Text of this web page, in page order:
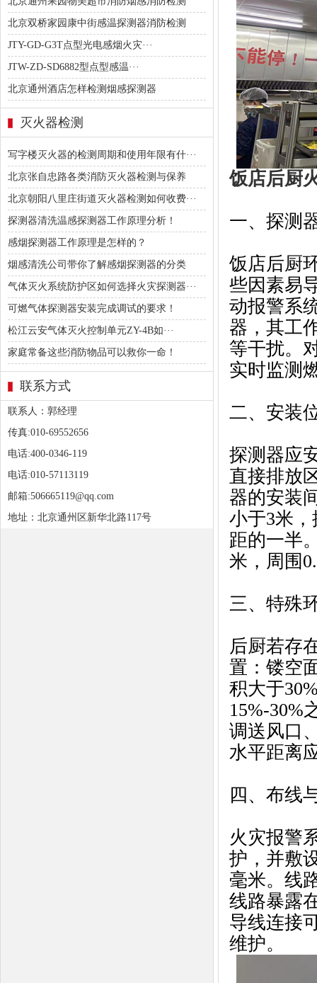
北京双桥家园康中街感温探测器消防检测
JTY-GD-G3T点型光电感烟火灾···
JTW-ZD-SD6882型点型感温···
北京通州酒店怎样检测烟感探测器
灭火器检测
写字楼灭火器的检测周期和使用年限有什···
北京张自忠路各类消防灭火器检测与保养
北京朝阳八里庄街道灭火器检测如何收费···
探测器清洗温感探测器工作原理分析！
感烟探测器工作原理是怎样的？
烟感清洗公司带你了解感烟探测器的分类
气体灭火系统防护区如何选择火灾探测器···
可燃气体探测器安装完成调试的要求！
松江云安气体灭火控制单元ZY-4B如···
家庭常备这些消防物品可以救你一命！
联系方式
联系人：郭经理
传真:010-69552656
电话:400-0346-119
电话:010-57113119
邮箱:506665119@qq.com
地址：北京通州区新华北路117号
饭店后厨
一、探测
饭店后厨
些因素易
动报警系
器，其工
等干扰。
实时监测
二、安装
探测器应
直接排放
器的安装
小于3米
距的一半
米，周围
三、特殊
后厨若存
置：镂空
积大于
15%-30%
调送风口
水平距离
四、布线
火灾报警
护，并敷
毫米。线
线路暴露
导线连接
维护。